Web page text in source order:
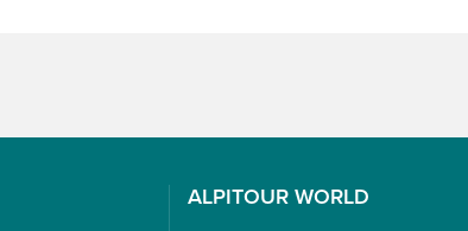
ALPITOUR WORLD